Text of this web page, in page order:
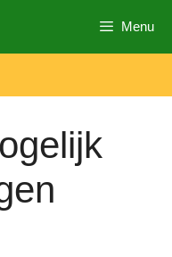
Menu